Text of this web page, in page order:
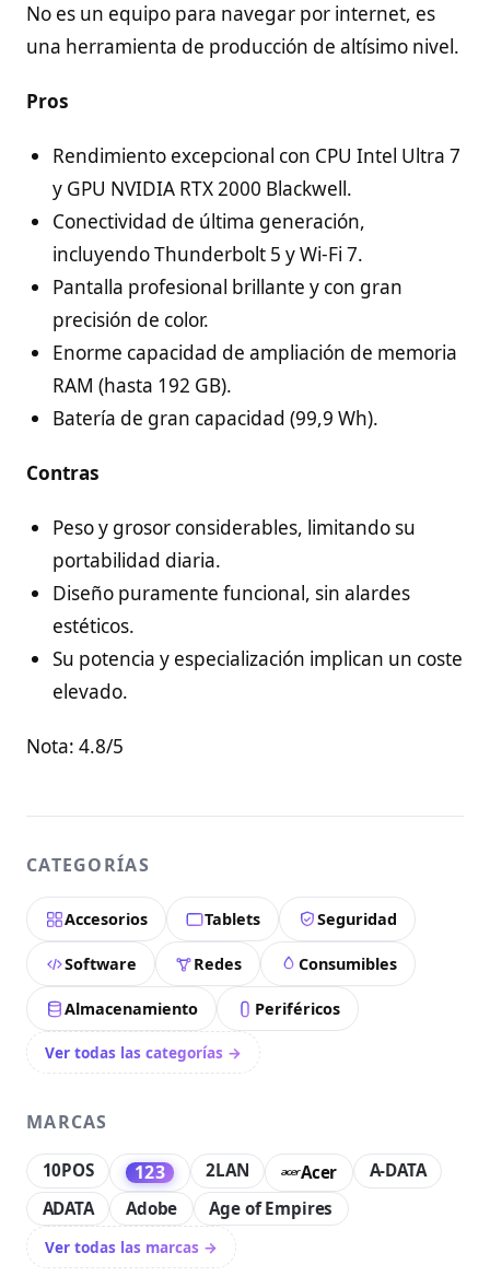
No es un equipo para navegar por internet, es
una herramienta de producción de altísimo nivel.
Pros
Rendimiento excepcional con CPU Intel Ultra 7
y GPU NVIDIA RTX 2000 Blackwell.
Conectividad de última generación,
incluyendo Thunderbolt 5 y Wi-Fi 7.
Pantalla profesional brillante y con gran
precisión de color.
Enorme capacidad de ampliación de memoria
RAM (hasta 192 GB).
Batería de gran capacidad (99,9 Wh).
Contras
Peso y grosor considerables, limitando su
portabilidad diaria.
Diseño puramente funcional, sin alardes
estéticos.
Su potencia y especialización implican un coste
elevado.
Nota: 4.8/5
CATEGORÍAS
Accesorios Tablets Seguridad
Software Redes Consumibles
Almacenamiento Periféricos
Ver todas las categorías →
MARCAS
10POS 123 2LAN Acer
A-DATA
ADATA
Adobe Age of Empires
Ver todas las marcas →